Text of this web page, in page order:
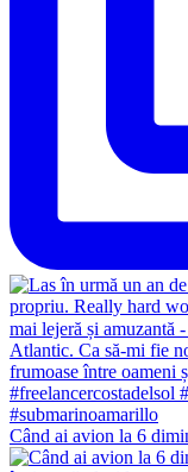
Când ai avion la 6